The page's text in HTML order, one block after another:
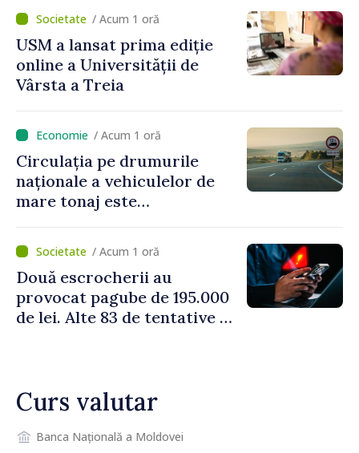
Irlandei de Nord, Fern
Horine
/ Acum 1 oră
USM a lansat prima ediție
online a Universității de
Vârsta a Treia
/ Acum 1 oră
Circulația pe drumurile
naționale a vehiculelor de
mare tonaj este
caniculă
/ Acum 1 oră
Două escrocherii au
provocat pagube de 195.000
de lei. Alte 83 de tentative au
Curs valutar
Banca Națională a Moldovei